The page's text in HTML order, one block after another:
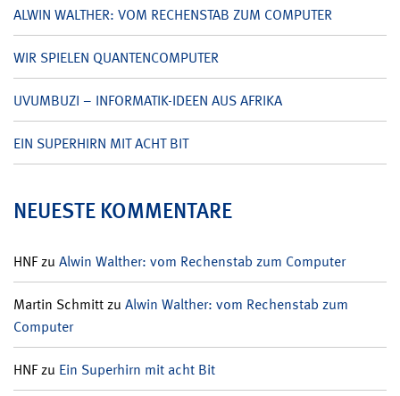
ALWIN WALTHER: VOM RECHENSTAB ZUM COMPUTER
WIR SPIELEN QUANTENCOMPUTER
UVUMBUZI – INFORMATIK-IDEEN AUS AFRIKA
EIN SUPERHIRN MIT ACHT BIT
NEUESTE KOMMENTARE
HNFzu Alwin Walther: vom Rechenstab zum Computer
Martin Schmittzu Alwin Walther: vom Rechenstab zum
Computer
HNFzu Ein Superhirn mit acht Bit